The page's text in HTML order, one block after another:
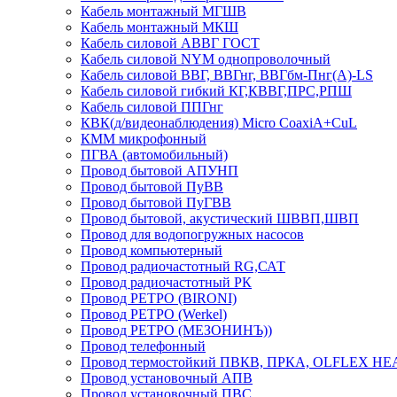
Кабель монтажный МГШВ
Кабель монтажный МКШ
Кабель силовой АВВГ ГОСТ
Кабель силовой NYM однопроволочный
Кабель силовой ВВГ, ВВГнг, ВВГбм-Пнг(А)-LS
Кабель силовой гибкий КГ,КВВГ,ПРС,РПШ
Кабель силовой ППГнг
КВК(д/видеонаблюдения) Micro CoaxiA+CuL
КММ микрофонный
ПГВА (автомобильный)
Провод бытовой АПУНП
Провод бытовой ПуВВ
Провод бытовой ПуГВВ
Провод бытовой, акустический ШВВП,ШВП
Провод для водопогружных насосов
Провод компьютерный
Провод радиочастотный RG,САТ
Провод радиочастотный РК
Провод РЕТРО (BIRONI)
Провод РЕТРО (Werkel)
Провод РЕТРО (МЕЗОНИНЪ))
Провод телефонный
Провод термостойкий ПВКВ, ПРКА, OLFLEX
Провод установочный АПВ